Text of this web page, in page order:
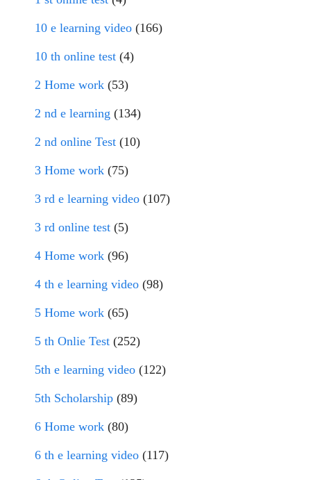
10 e learning video (166)
10 th online test (4)
2 Home work (53)
2 nd e learning (134)
2 nd online Test (10)
3 Home work (75)
3 rd e learning video (107)
3 rd online test (5)
4 Home work (96)
4 th e learning video (98)
5 Home work (65)
5 th Onlie Test (252)
5th e learning video (122)
5th Scholarship (89)
6 Home work (80)
6 th e learning video (117)